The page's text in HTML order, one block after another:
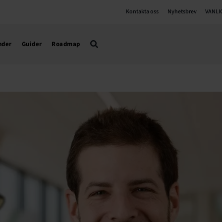
Kontakta oss Nyhetsbrev
Guider Roadmap